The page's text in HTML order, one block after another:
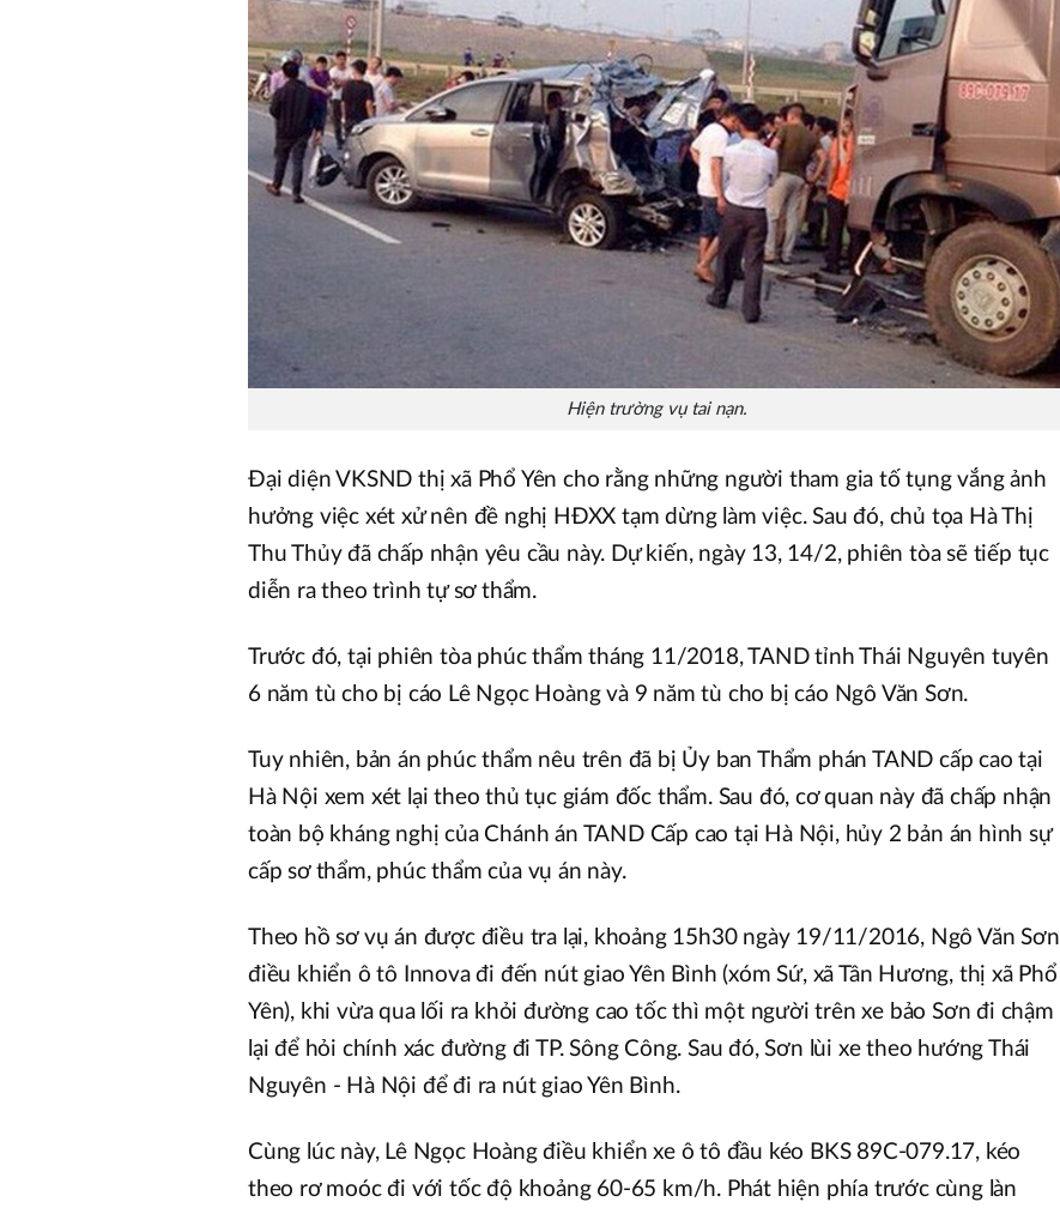
Hiện trường vụ tai nạn.
Đại diện VKSND thị xã Phổ Yên cho rằng những người tham gia tố tụng vắng ảnh
hưởng việc xét xử nên đề nghị HĐXX tạm dừng làm việc. Sau đó, chủ tọa Hà Thị
Thu Thủy đã chấp nhận yêu cầu này. Dự kiến, ngày 13, 14/2, phiên tòa sẽ tiếp tục
diễn ra theo trình tự sơ thẩm.
Trước đó, tại phiên tòa phúc thẩm tháng 11/2018, TAND tỉnh Thái Nguyên tuyên
6 năm tù cho bị cáo Lê Ngọc Hoàng và 9 năm tù cho bị cáo Ngô Văn Sơn.
Tuy nhiên, bản án phúc thẩm nêu trên đã bị Ủy ban Thẩm phán TAND cấp cao tại
Hà Nội xem xét lại theo thủ tục giám đốc thẩm. Sau đó, cơ quan này đã chấp nhận
toàn bộ kháng nghị của Chánh án TAND Cấp cao tại Hà Nội, hủy 2 bản án hình sự
cấp sơ thẩm, phúc thẩm của vụ án này.
Theo hồ sơ vụ án được điều tra lại, khoảng 15h30 ngày 19/11/2016, Ngô Văn Sơn
điều khiển ô tô Innova đi đến nút giao Yên Bình (xóm Sứ, xã Tân Hương, thị xã Phổ
Yên), khi vừa qua lối ra khỏi đường cao tốc thì một người trên xe bảo Sơn đi chậm
lại để hỏi chính xác đường đi TP. Sông Công. Sau đó, Sơn lùi xe theo hướng Thái
Nguyên - Hà Nội để đi ra nút giao Yên Bình.
Cùng lúc này, Lê Ngọc Hoàng điều khiển xe ô tô đầu kéo BKS 89C-079.17, kéo
theo rơ moóc đi với tốc độ khoảng 60-65 km/h. Phát hiện phía trước cùng làn